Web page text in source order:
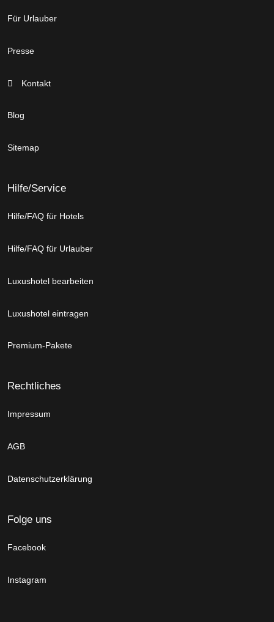
Für Urlauber
Presse
Kontakt
Blog
Sitemap
Hilfe/Service
Hilfe/FAQ für Hotels
Hilfe/FAQ für Urlauber
Luxushotel bearbeiten
Luxushotel eintragen
Premium-Pakete
Rechtliches
Impressum
AGB
Datenschutzerklärung
Folge uns
Facebook
Instagram